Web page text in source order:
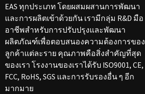
EAS ทุกประเภท โดยผสมผสานการพัฒนา
และการผลิตเข้าด้วยกัน เรามีกลุ่ม R&D มือ
อาชีพสำหรับการปรับปรุงและพัฒนา
ผลิตภัณฑ์เพื่อตอบสนองความต้องการของ
ลูกค้าแต่ละราย คุณภาพคือสิ่งสำคัญที่สุด
ของเรา โรงงานของเราได้รับ ISO9001, CE,
FCC, RoHS, SGS และการรับรองอื่น ๆ อีก
มากมาย